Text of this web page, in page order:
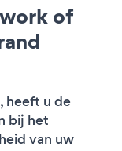
of
heeft u de
bij het
van uw